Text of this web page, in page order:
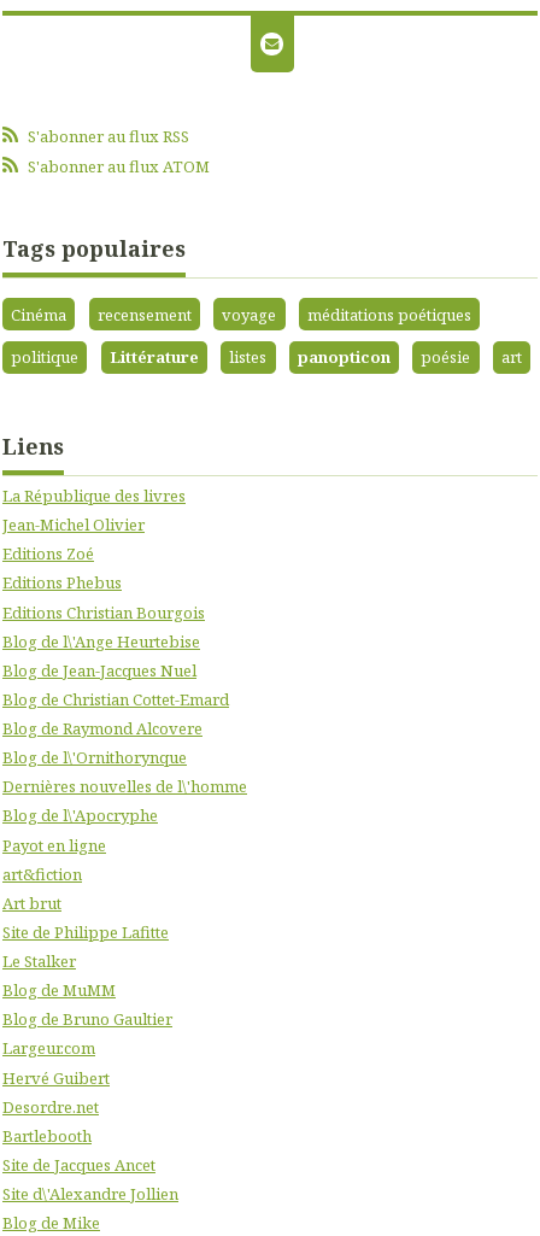
S'abonner au flux RSS
S'abonner au flux ATOM
Tags populaires
Cinéma recensement voyage
méditations poétiques
politique
Littérature listes panopticon poésie art
Liens
La République des livres
Jean-Michel Olivier
Editions Zoé
Editions Phebus
Editions Christian Bourgois
Blog de l\'Ange Heurtebise
Blog de Jean-Jacques Nuel
Blog de Christian Cottet-Emard
Blog de Raymond Alcovere
Blog de l\'Ornithorynque
Dernières nouvelles de l\'homme
Blog de l\'Apocryphe
Payot en ligne
art&fiction
Art brut
Site de Philippe Lafitte
Le Stalker
Blog de MuMM
Blog de Bruno Gaultier
Largeur.com
Hervé Guibert
Desordre.net
Bartlebooth
Site de Jacques Ancet
Site d\'Alexandre Jollien
Blog de Mike